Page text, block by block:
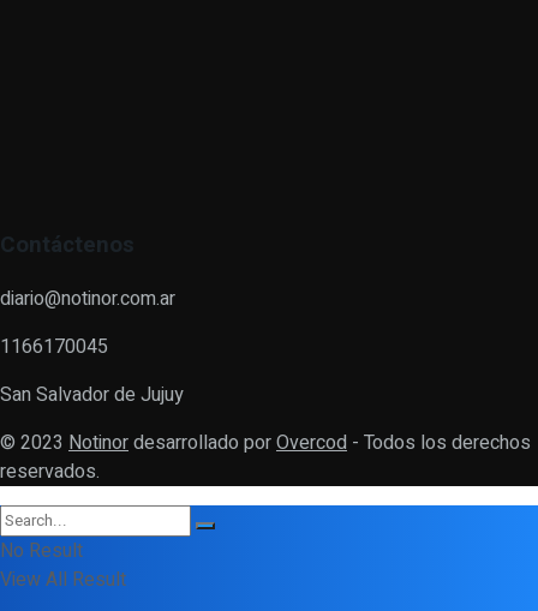
Contáctenos
diario@notinor.com.ar
1166170045
San Salvador de Jujuy
© 2023 Notinordesarrollado porOvercod - Todos los derechos
reservados.
No Result
View All Result